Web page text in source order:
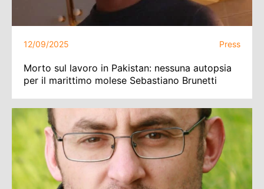
12/09/2025 Press
Morto sul lavoro in Pakistan: nessuna autopsia
per il marittimo molese Sebastiano Brunetti